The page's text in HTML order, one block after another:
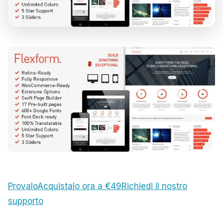
ProvaloAcquistalo ora a €49Richiedi il nostro
supporto